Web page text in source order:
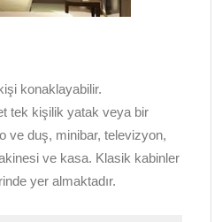
konaklayabilir.
tek kişilik yatak veya bir
ve duş, minibar, televizyon,
ve kasa. Klasik kabinler
yer almaktadır.